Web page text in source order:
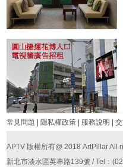
常見問題 隱私權政策 服務說明
APTV 版權所有@ 2018 ArtPillar All
新北市淡水區英專路139號 / Tel：